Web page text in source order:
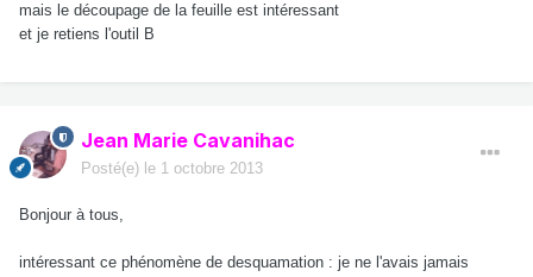
mais le découpage de la feuille est intéressant
et je retiens l'outil B
Jean Marie Cavanihac
Posté(e) le 1 octobre 2013
Bonjour à tous,
intéressant ce phénomène de desquamation : je ne l'avais jamais